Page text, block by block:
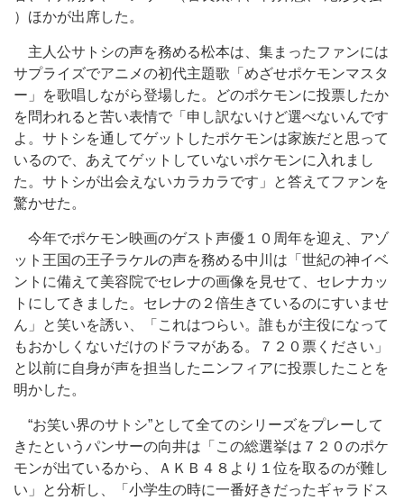
）ほかが出席した。
主人公サトシの声を務める松本は、集まったファンには
サプライズでアニメの初代主題歌「めざせポケモンマスタ
ー」を歌唱しながら登場した。どのポケモンに投票したか
を問われると苦い表情で「申し訳ないけど選べないんです
よ。サトシを通してゲットしたポケモンは家族だと思って
いるので、あえてゲットしていないポケモンに入れまし
た。サトシが出会えないカラカラです」と答えてファンを
驚かせた。
今年でポケモン映画のゲスト声優１０周年を迎え、アゾ
ット王国の王子ラケルの声を務める中川は「世紀の神イベ
ントに備えて美容院でセレナの画像を見せて、セレナカッ
トにしてきました。セレナの２倍生きているのにすいませ
ん」と笑いを誘い、「これはつらい。誰もが主役になって
もおかしくないだけのドラマがある。７２０票ください」
と以前に自身が声を担当したニンフィアに投票したことを
明かした。
“お笑い界のサトシ”として全てのシリーズをプレーして
きたというパンサーの向井は「この総選挙は７２０のポケ
モンが出ているから、ＡＫＢ４８より１位を取るのが難し
い」と分析し、「小学生の時に一番好きだったギャラドス